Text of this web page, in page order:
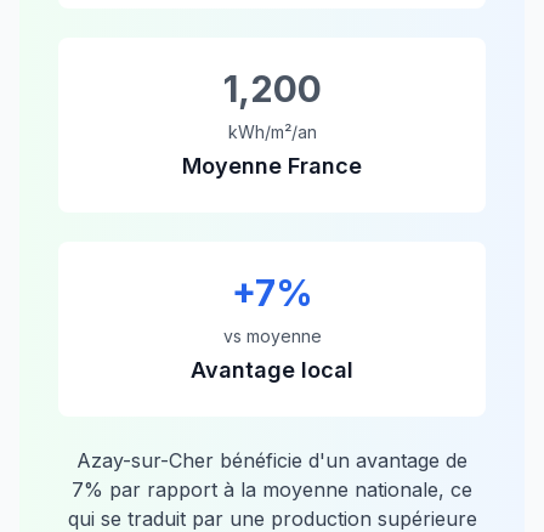
1,200
kWh/m²/an
Moyenne France
+7%
vs moyenne
Avantage local
Azay-sur-Cher bénéficie d'un avantage de
7% par rapport à la moyenne nationale, ce
qui se traduit par une production supérieure